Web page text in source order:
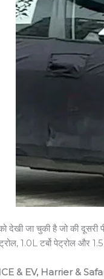
जा चुकी है जो की दूसरी
1.0L टर्बो पेट्रोल और
& EV, Harrier &